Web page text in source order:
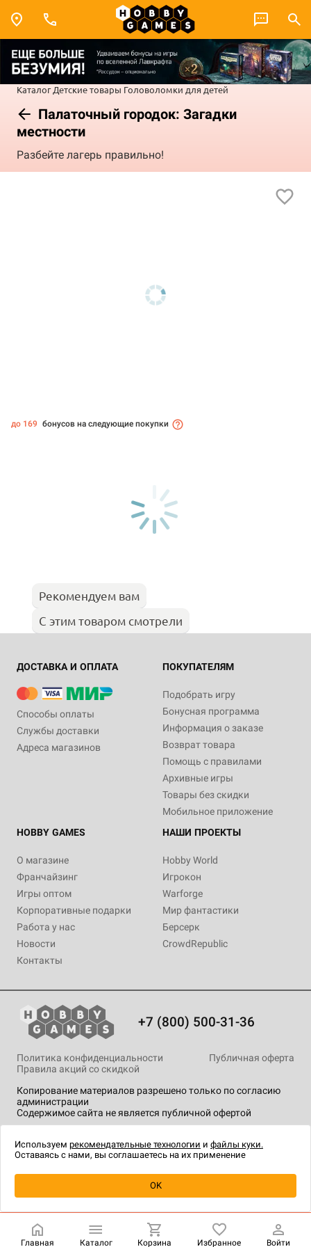
Каталог Детские товары Головоломки для детей
Палаточный городок: Загадки
местности
Разбейте лагерь правильно!
Уведомить о наличии
до 169 бонусов на следующие покупки
Рекомендуем вам
С этим товаром смотрели
ДОСТАВКА И ОПЛАТА
Способы оплаты
Службы доставки
Адреса магазинов
ПОКУПАТЕЛЯМ
Подобрать игру
Бонусная программа
Информация о заказе
Возврат товара
Помощь с правилами
Архивные игры
Товары без скидки
Мобильное приложение
HOBBY GAMES
О магазине
Франчайзинг
Игры оптом
Корпоративные подарки
Работа у нас
Новости
Контакты
НАШИ ПРОЕКТЫ
Hobby World
Игрокон
Warforge
Мир фантастики
Берсерк
CrowdRepublic
+7 (800) 500-31-36
Копирование материалов разрешено только по согласию
администрации
Содержимое сайта не является публичной офертой
Политика конфиденциальности
Публичная оферта
Правила акций со скидкой
технологии.
Главная Каталог Корзина Избранное Войти
Используем рекомендательные технологии и файлы куки.
Оставаясь с нами, вы соглашаетесь на их применение
OK